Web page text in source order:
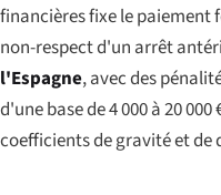
financières fixe le
non-respect d'un arrêt
l'Espagne, avec des
d'une base de 4 000 à 20
coefficients de gravité et de